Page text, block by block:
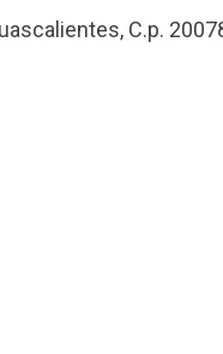
C.p.